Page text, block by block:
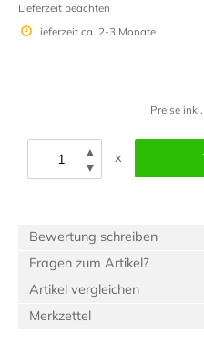
Lieferzeit beachten
Lieferzeit ca. 2-3 Monate
Preise
▲
▼
x
Bewertung schreiben
Fragen zum Artikel?
Artikel vergleichen
Merkzettel